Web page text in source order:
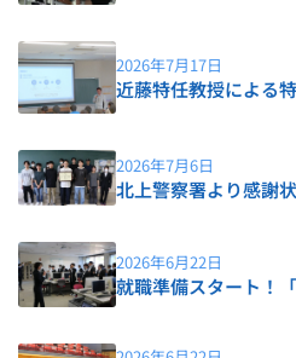
2026年7月17日
近藤特任教授による
2026年7月6日
北上警察署より感謝
2026年6月22日
就職準備スタート！